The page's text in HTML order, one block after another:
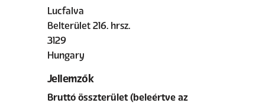
Lucfalva
Belterület 216. hrsz.
3129
Hungary
Jellemzők
Bruttó összterület (beleértve az